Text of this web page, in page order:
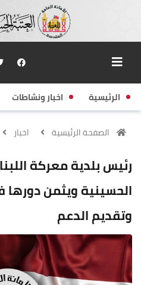
الرئيسية اخبار ونشاطات
الصفحة الرئيسية اخبار
رئيس بلدية معركة
الحسينية ويثمن
وتقديم الدعم